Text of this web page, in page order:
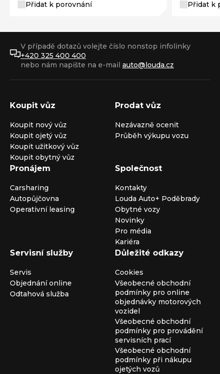
Přidat k porovnání Přidat k
V případě dotazů volejte číslo nonstop infolinky
+420 325 400 400
nebo nám napište na e-mail auto@louda.cz
Koupit vůz
Koupit nový vůz
Koupit ojetý vůz
Koupit užitkový vůz
Koupit obytný vůz
Prodat vůz
Nezávazně ocenit
Průběh výkupu vozu
Pronájem
Carsharing
Autopůjčovna
Operativní leasing
Společnost
Kontakty
Louda Auto+ Poděbrady
Obytné vozy
Novinky
Pro média
Kariéra
Servisní služby
Servis
Objednání online
Odtahová služba
Důležité odkazy
Cookies
Všeobecné obchodní
podmínky pro online
objednávky motorových
vozidel
Všeobecné obchodní
podmínky pro provádění
servisních prací
Všeobecné obchodní
podmínky při nákupu
ojetých vozů